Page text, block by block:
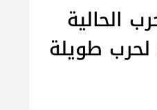
الحالية
طويلة